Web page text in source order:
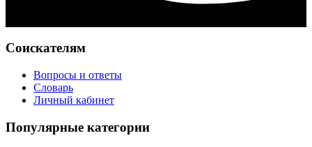
Соискателям
Вопросы и ответы
Словарь
Личный кабинет
Популярные категории